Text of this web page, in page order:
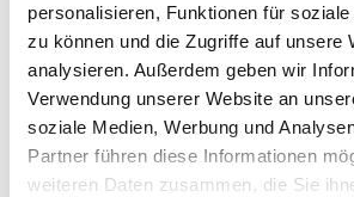
personalisieren, Funktionen für
zu können und die Zugriffe auf unsere
analysieren. Außerdem geben wir
Verwendung unserer Website an
soziale Medien, Werbung und
Partner führen diese Informationen
weiteren Daten zusammen, die Sie
Medientemperatur 2…95
Ventiltyp 3-
Stellantrieb